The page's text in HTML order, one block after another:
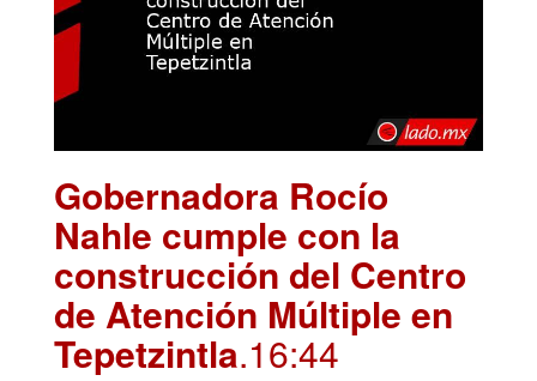
Gobernadora Rocío
Nahle cumple con la
construcción del Centro
de Atención Múltiple en
Tepetzintla.16:44